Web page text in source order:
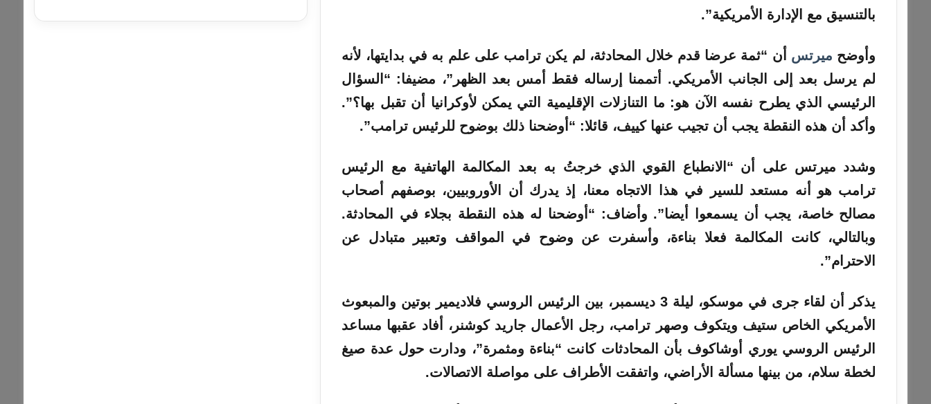
بالتنسيق مع الإدارة الأمريكية”.
وأوضح ميرتس أن “ثمة عرضا قدم خلال المحادثة، لم يكن ترامب على علم به في بدايتها، لأنه
لم يرسل بعد إلى الجانب الأمريكي. أتممنا إرساله فقط أمس بعد الظهر”، مضيفا: “السؤال
الرئيسي الذي يطرح نفسه الآن هو: ما التنازلات الإقليمية التي يمكن لأوكرانيا أن تقبل بها؟”.
وأكد أن هذه النقطة يجب أن تجيب عنها كييف، قائلا: “أوضحنا ذلك بوضوح للرئيس ترامب”.
وشدد ميرتس على أن “الانطباع القوي الذي خرجتُ به بعد المكالمة الهاتفية مع الرئيس
ترامب هو أنه مستعد للسير في هذا الاتجاه معنا، إذ يدرك أن
الأوروبيين، بوصفهم أصحاب
مصالح خاصة، يجب أن يسمعوا أيضا”. وأضاف: “أوضحنا له هذه النقطة بجلاء في المحادثة.
وبالتالي، كانت المكالمة فعلا بناءة، وأسفرت عن وضوح في المواقف وتعبير متبادل عن
الاحترام”.
يذكر أن لقاء جرى في موسكو، ليلة 3 ديسمبر، بين الرئيس الروسي فلاديمير بوتين والمبعوث
الأمريكي الخاص ستيف ويتكوف وصهر ترامب، رجل الأعمال جاريد كوشنر، أفاد عقبها مساعد
الرئيس الروسي يوري أوشاكوف بأن المحادثات كانت “بناءة ومثمرة”، ودارت حول عدة صيغ
لخطة سلام، من بينها مسألة الأراضي، واتفقت الأطراف على مواصلة الاتصالات.